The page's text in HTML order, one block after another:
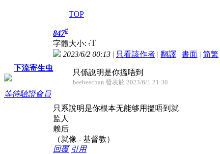
TOP
下流寄生虫
等待驗證會員
847#
字體大小: tT
2023/6/2 00:13 | 只看該作者 | 翻譯 | 書面 | 简繁
只係說明是你搵唔到
beebeechan 發表於 2023/6/1 21:30
只系說明是你根本无能够用搵唔到就
监人
赖后
（就像 - 基督教）
回覆 引用